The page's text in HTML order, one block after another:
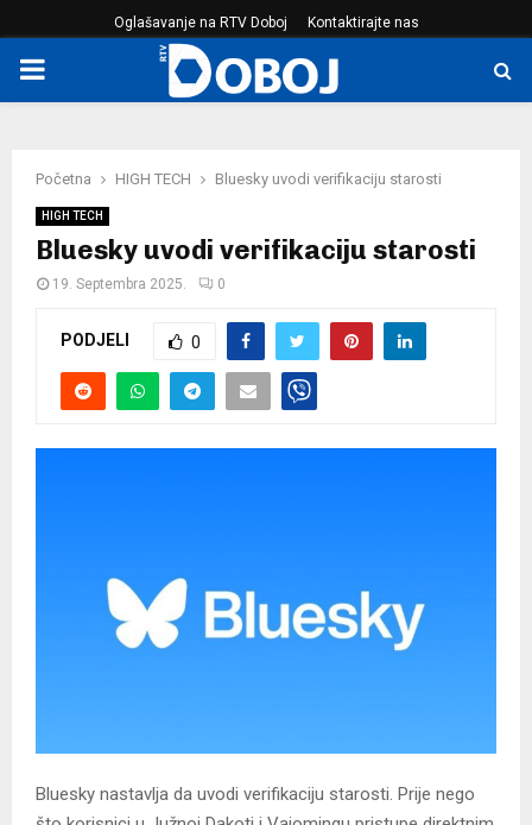
Oglašavanje na RTV Doboj Kontaktirajte nas
PRIMARY
Početna HIGH TECH Bluesky uvodi verifikaciju starosti
HIGH TECH
Bluesky uvodi verifikaciju starosti
19. Septembra 2025. 0
PODJELI 0
​Bluesky nastavlja da uvodi verifikaciju starosti. Prije nego